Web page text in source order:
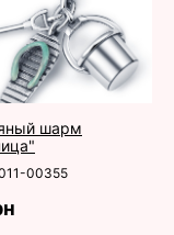
шарм
00355